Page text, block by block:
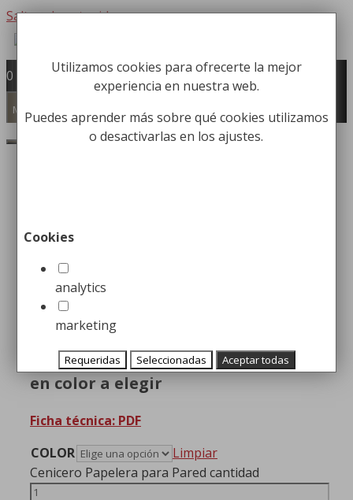
Saltar al contenido
Fabricación y comercialización de
equipamiento para la higiene industrial
Búsqueda de productos
0
Menú
Cenicero Papelera para
Pared
120,00€
Cenicero papelera mural pintado
en color a elegir
Ficha técnica: PDF
COLOR
Limpiar
Cenicero Papelera para Pared cantidad
Utilizamos cookies para ofrecerte la mejor
experiencia en nuestra web.
Puedes aprender más sobre qué cookies utilizamos
o desactivarlas en los ajustes.
Cookies
analytics
marketing
Requeridas Seleccionadas Aceptar todas